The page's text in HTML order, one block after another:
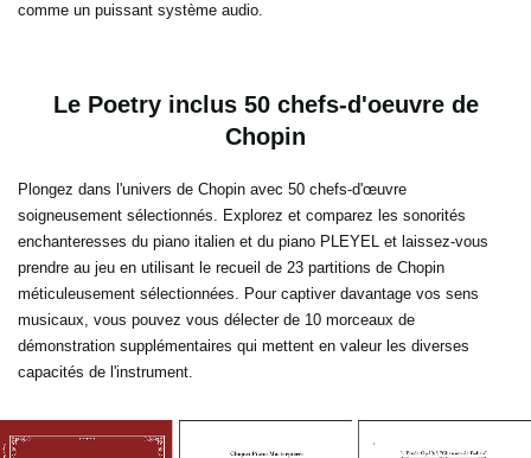
comme un puissant système audio.
Le Poetry inclus 50 chefs-d'oeuvre de
Chopin
Plongez dans l'univers de Chopin avec 50 chefs-d'œuvre
soigneusement sélectionnés. Explorez et comparez les sonorités
enchanteresses du piano italien et du piano PLEYEL et laissez-vous
prendre au jeu en utilisant le recueil de 23 partitions de Chopin
méticuleusement sélectionnées. Pour captiver davantage vos sens
musicaux, vous pouvez vous délecter de 10 morceaux de
démonstration supplémentaires qui mettent en valeur les diverses
capacités de l'instrument.